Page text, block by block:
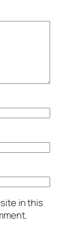
in this